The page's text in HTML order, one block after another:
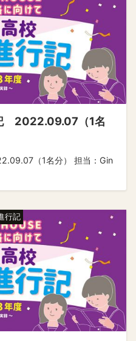
2022.09.07（1名
（1名分） 担当：Gin
行記